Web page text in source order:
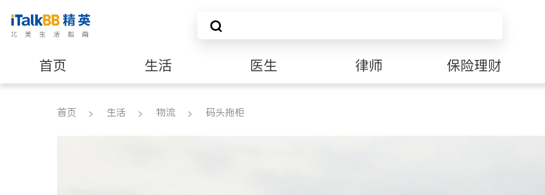
首页 生活 医生 律师 保险理财
养老 非盈利组织
首页 生活 物流 码头拖柜